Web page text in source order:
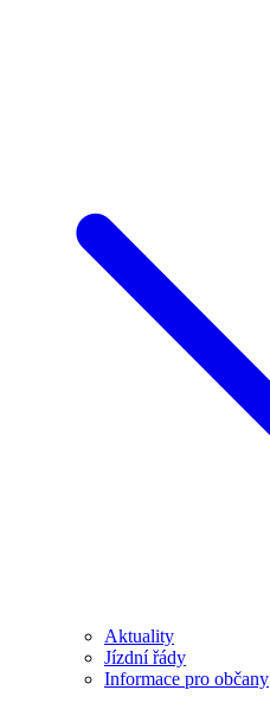
Aktuality
Jízdní řády
Informace pro občany